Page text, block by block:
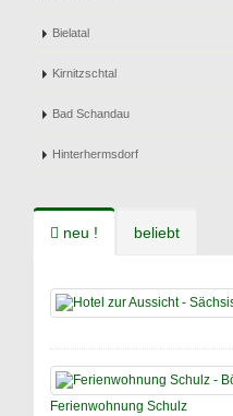
Bielatal
Kirnitzschtal
Bad Schandau
Hinterhermsdorf
neu ! beliebt
Ferienwohnung Schulz